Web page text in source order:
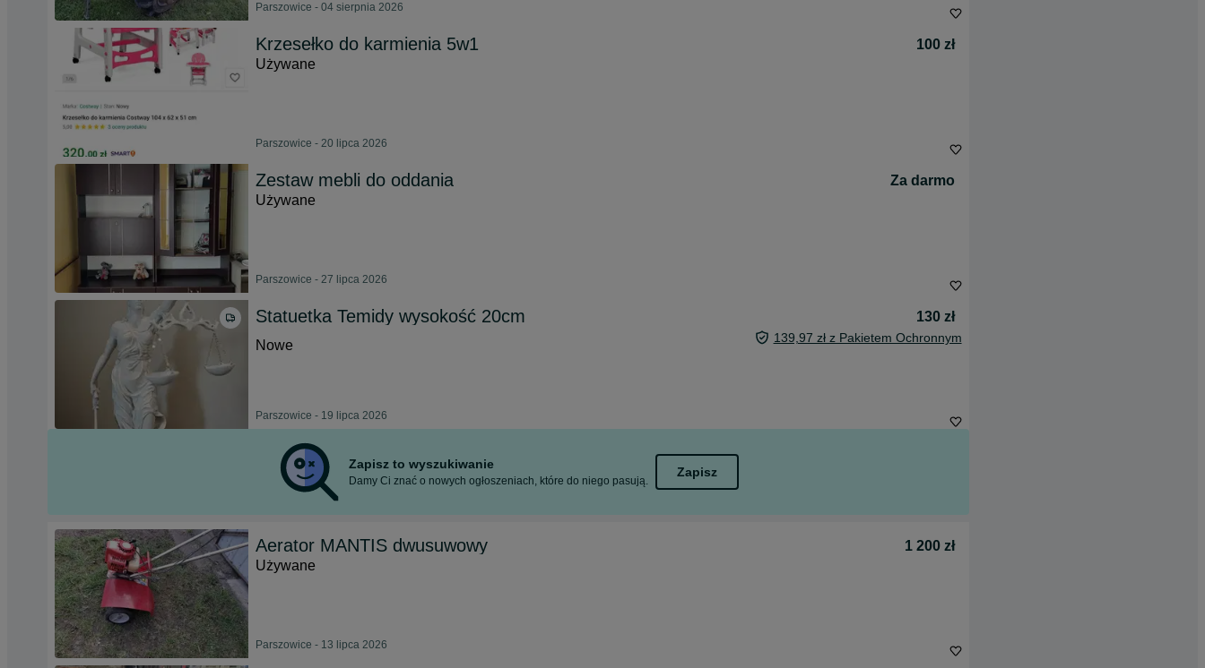
Parszowice - 04 sierpnia 2026
Krzesełko do karmienia 5w1
100 zł
Używane
Parszowice - 20 lipca 2026
Zestaw mebli do oddania
Za darmo
Używane
Parszowice - 27 lipca 2026
Statuetka Temidy wysokość 20cm
130 zł
Nowe
139,97 zł z Pakietem Ochronnym
Parszowice - 19 lipca 2026
Zapisz to wyszukiwanie
Damy Ci znać o nowych ogłoszeniach, które do niego pasują.
Zapisz
Aerator MANTIS dwusuwowy
1 200 zł
Używane
Parszowice - 13 lipca 2026